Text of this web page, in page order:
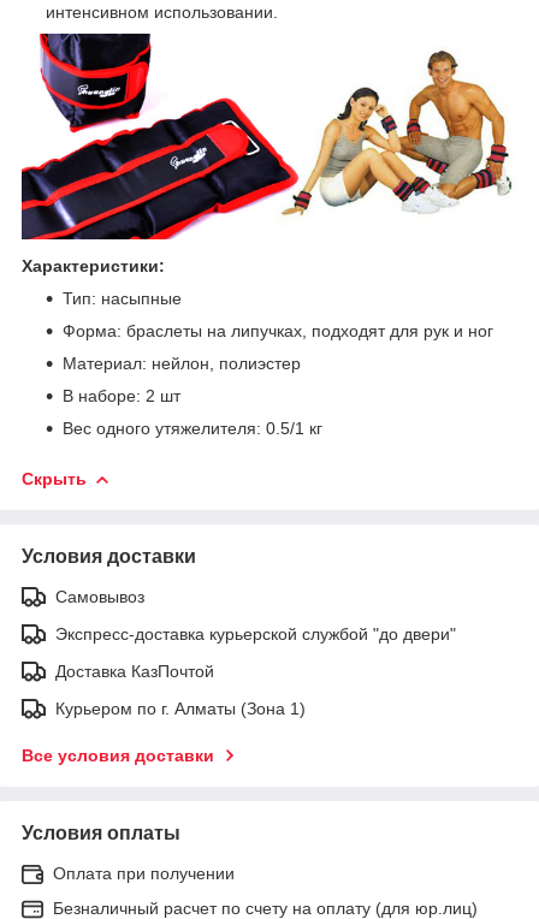
интенсивном использовании.
Характеристики:
Тип: насыпные
Форма: браслеты на липучках, подходят для рук и ног
Материал: нейлон, полиэстер
В наборе: 2 шт
Вес одного утяжелителя: 0.5/1 кг
Скрыть
Условия доставки
Самовывоз
Экспресс-доставка курьерской службой "до двери"
Доставка КазПочтой
Курьером по г. Алматы (Зона 1)
Все условия доставки
Условия оплаты
Оплата при получении
Безналичный расчет по счету на оплату (для юр.лиц)